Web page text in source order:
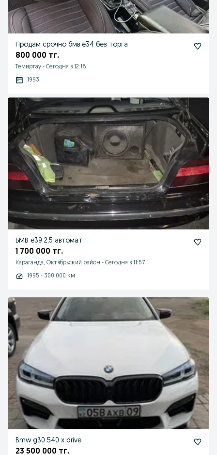
Продам срочно бмв е34 без торга
800 000 тг.
Темиртау - Сегодня в 12:18
1993
БМВ е39 2,5 автомат
1 700 000 тг.
Караганда, Октябрьский район - Сегодня в 11:57
1995 - 300 000 км
Bmw g30 540 x drive
23 500 000 тг.